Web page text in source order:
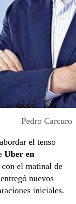
Pedro Carcuro
el tenso
Uber en
con el matinal de
nuevos
iniciales.